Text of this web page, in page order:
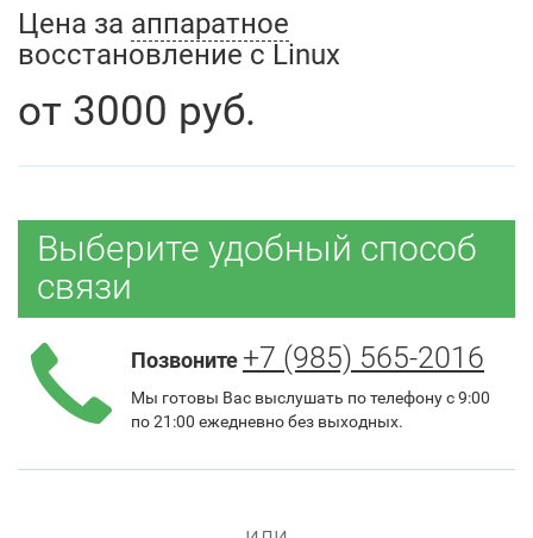
Цена за аппаратное
восстановление с Linux
от 3000 руб.
Выберите удобный способ
связи
Позвоните +7 (985) 565-2016
Мы готовы Вас выслушать по телефону с 9:00
по 21:00 ежедневно без выходных.